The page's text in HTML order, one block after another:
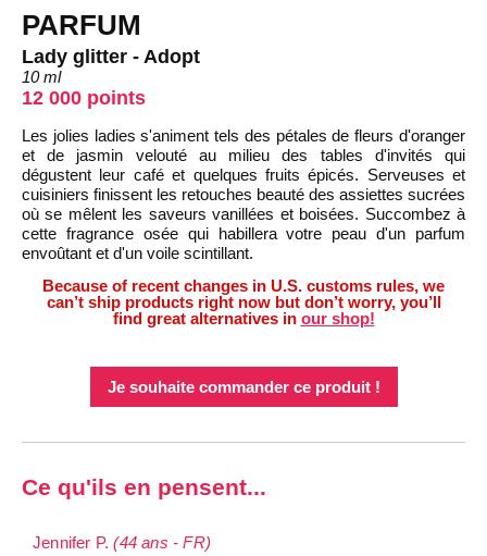
PARFUM
Lady glitter - Adopt
10 ml
12 000 points
Les jolies ladies s'animent tels des pétales de fleurs d'oranger
et de jasmin velouté au milieu des tables d'invités qui
dégustent leur café et quelques fruits épicés. Serveuses et
cuisiniers finissent les retouches beauté des assiettes sucrées
où se mêlent les saveurs vanillées et boisées. Succombez à
cette fragrance osée qui habillera votre peau d'un parfum
envoûtant et d'un voile scintillant.
Because of recent changes in U.S. customs rules, we
can’t ship products right now but don’t worry, you’ll
find great alternatives in our shop!
Je souhaite commander ce produit !
Ce qu'ils en pensent...
Jennifer P.(44 ans - FR)